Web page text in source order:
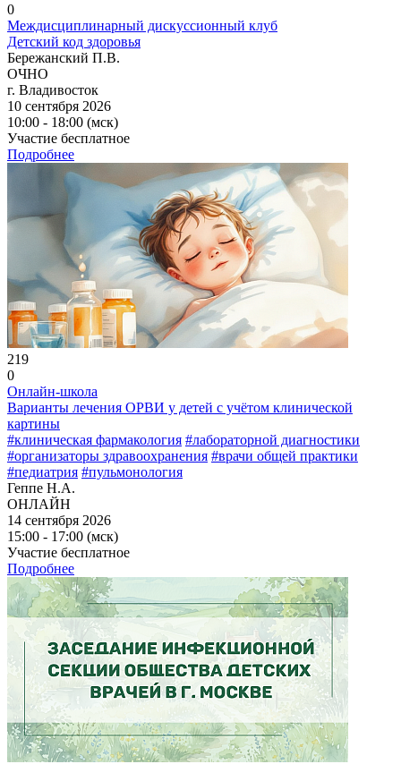
0
Междисциплинарный дискуссионный клуб
Детский код здоровья
Бережанский П.В.
ОЧНО
г. Владивосток
10 сентября 2026
10:00 - 18:00 (мск)
Участие бесплатное
Подробнее
219
0
Онлайн-школа
Варианты лечения ОРВИ у детей с учётом клинической
картины
#клиническая фармакология #лабораторной диагностики
#организаторы здравоохранения #врачи общей практики
#педиатрия #пульмонология
Геппе Н.А.
ОНЛАЙН
14 сентября 2026
15:00 - 17:00 (мск)
Участие бесплатное
Подробнее